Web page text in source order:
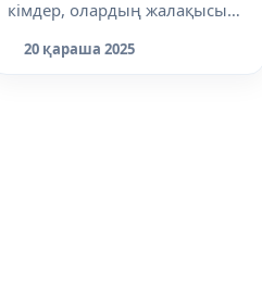
кімдер, олардың жалақысы
сарапшылары сар...
20 қараша 2025